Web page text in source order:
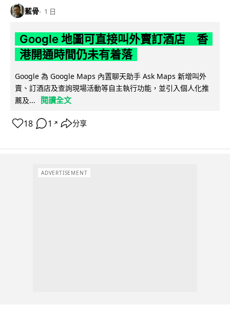
藍骨 1 日
Google 地圖可直接叫外賣訂酒店 香
港開通時間仍未有着落
Google 為 Google Maps 內置聊天助手 Ask Maps 新增叫外
賣、訂酒店及查詢現場活動等自主執行功能，並引入個人化推
薦及...
閱讀全文
18 1 ↗ 分享
ADVERTISEMENT